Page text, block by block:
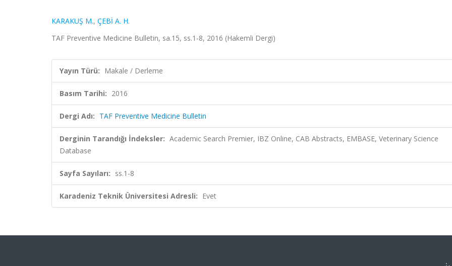
KARAKUŞ M., ÇEBİ A. H.
TAF Preventive Medicine Bulletin, sa.15, ss.1-8, 2016 (Hakemli Dergi)
Yayın Türü: Makale / Derleme
Basım Tarihi: 2016
Dergi Adı: TAF Preventive Medicine Bulletin
Derginin Tarandığı İndeksler: Academic Search Premier, IBZ Online, CAB Abstracts, EMBASE, Veterinary Science
Database
Sayfa Sayıları: ss.1-8
Karadeniz Teknik Üniversitesi Adresli: Evet